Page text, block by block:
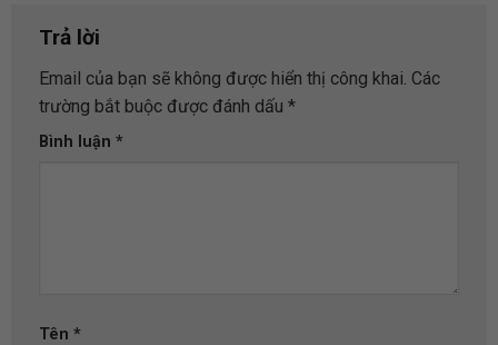
Trả lời
Email của bạn sẽ không được hiển thị công khai. Các
trường bắt buộc được đánh dấu *
Bình luận *
Tên *